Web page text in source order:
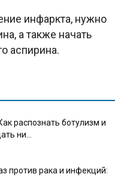
инфаркта, нужно
а также начать
аспирина.
распознать ботулизм и
ни...
против рака и инфекций: